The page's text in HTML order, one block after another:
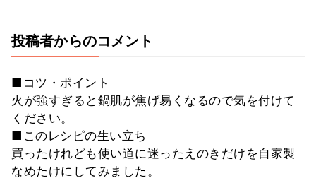
投稿者からのコメント
■コツ・ポイント
火が強すぎると鍋肌が焦げ易くなるので気を付けて
ください。
■このレシピの生い立ち
買ったけれども使い道に迷ったえのきだけを自家製
なめたけにしてみました。